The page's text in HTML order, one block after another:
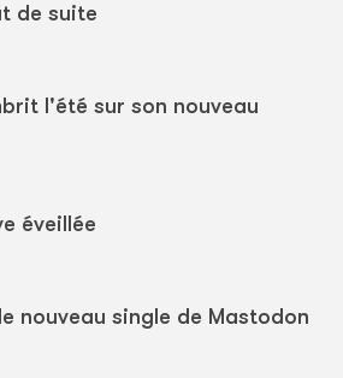
de suite
l'été sur son nouveau
éveillée
nouveau single de Mastodon